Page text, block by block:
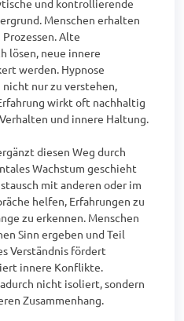
und kontrollierende
Menschen erhalten
Alte
lösen, neue innere
werden. Hypnose
nur zu verstehen,
wirkt oft nachhaltig
und innere Haltung.
diesen Weg durch
Wachstum geschieht
mit anderen oder im
helfen, Erfahrungen zu
zu erkennen. Menschen
Sinn ergeben und Teil
Verständnis fördert
innere Konflikte.
nicht isoliert, sondern
Zusammenhang.